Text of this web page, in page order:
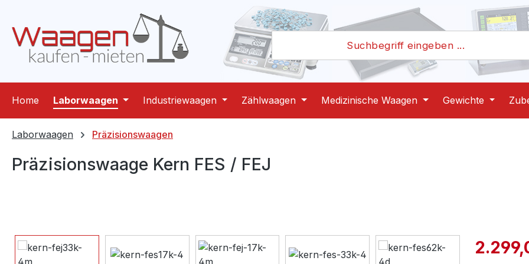
Zur Hauptnavigation springen
Home Laborwaagen Industriewaagen Zählwaagen Medizinische Waagen Gewichte
Laborwaagen Präzisionswaagen
Präzisionswaage Kern FES / FEJ
Bildergalerie überspringen